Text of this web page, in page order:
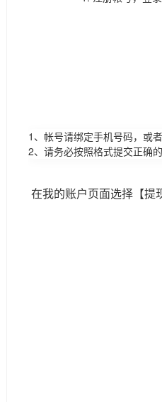
1、帐号请绑定手机号码，或
2、请务必按照格式提交正确
在我的账户页面选择【提